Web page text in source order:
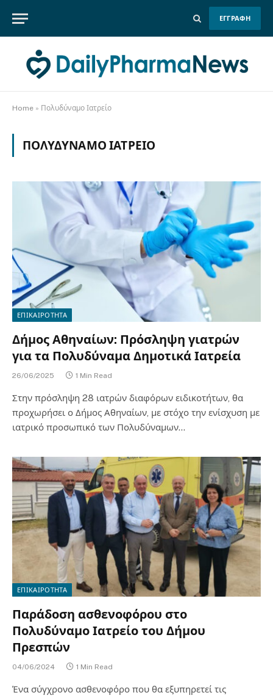
ΕΓΓΡΑΦΗ
Home » Πολυδύναμο Ιατρείο
ΠΟΛΥΔΎΝΑΜΟ ΙΑΤΡΕΊΟ
ΕΠΙΚΑΙΡΟΤΗΤΑ
Δήμος Αθηναίων: Πρόσληψη γιατρών
για τα Πολυδύναμα Δημοτικά Ιατρεία
26/06/2025 1 Min Read
Στην πρόσληψη 28 ιατρών διαφόρων ειδικοτήτων, θα
προχωρήσει ο Δήμος Αθηναίων, με στόχο την ενίσχυση με
ιατρικό προσωπικό των Πολυδύναμων…
ΕΠΙΚΑΙΡΟΤΗΤΑ
Παράδοση ασθενοφόρου στο
Πολυδύναμο Ιατρείο του Δήμου
Πρεσπών
04/06/2024 1 Min Read
Ένα σύγχρονο ασθενοφόρο που θα εξυπηρετεί τις